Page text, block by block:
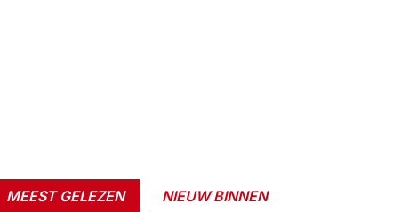
MEEST GELEZEN NIEUW BINNEN